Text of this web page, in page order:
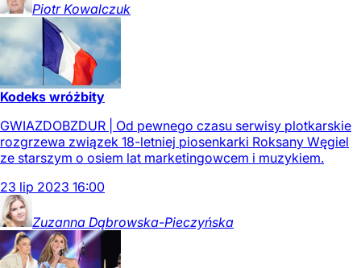
Piotr Kowalczuk
Kodeks wróżbity
GWIAZDOBZDUR | Od pewnego czasu serwisy plotkarskie
rozgrzewa związek 18-letniej piosenkarki Roksany Węgiel
ze starszym o osiem lat marketingowcem i muzykiem.
23 lip 2023 16:00
Zuzanna Dąbrowska-Pieczyńska